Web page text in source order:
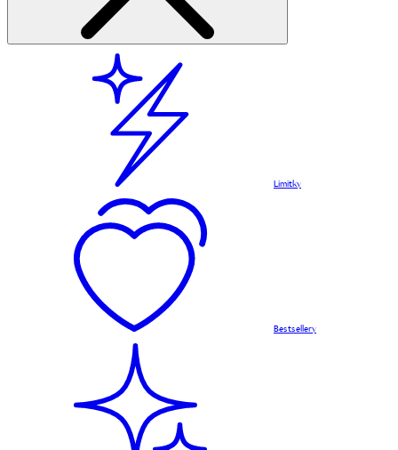
Limitky
Bestsellery